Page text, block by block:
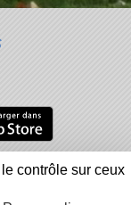
inapproprié
contrôle sur ceux